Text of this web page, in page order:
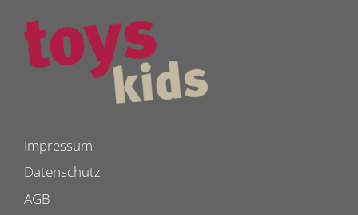
Impressum
Datenschutz
AGB